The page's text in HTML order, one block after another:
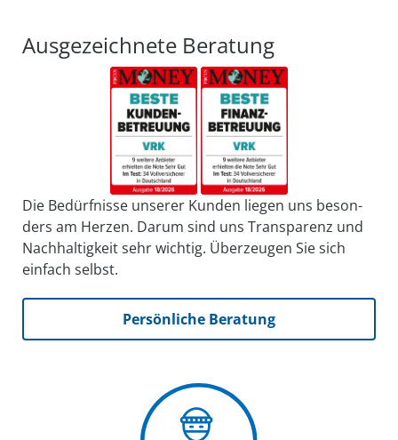
Ausgezeichnete Beratung
Die Bedürfnisse unserer Kunden liegen uns be­son­
ders am Herzen. Darum sind uns Trans­parenz und
Nach­haltig­keit sehr wichtig. Über­zeugen Sie sich
einfach selbst.
Persönliche Beratung